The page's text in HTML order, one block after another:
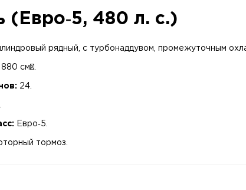
(Евро‑5, 480 л. с.)
рядный, с турбонаддувом, промежуточным
880 см³.
24.
Евро‑5.
тормоз.